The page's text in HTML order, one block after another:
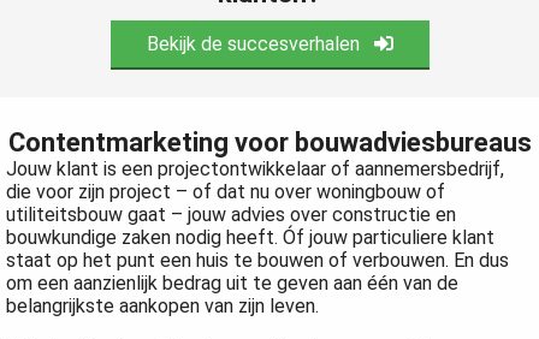
Bekijk de succesverhalen
Contentmarketing voor bouwadviesbureaus
Jouw klant is een projectontwikkelaar of aannemersbedrijf,
die voor zijn project – of dat nu over woningbouw of
utiliteitsbouw gaat – jouw advies over constructie en
bouwkundige zaken nodig heeft. Óf jouw particuliere klant
staat op het punt een huis te bouwen of verbouwen. En dus
om een aanzienlijk bedrag uit te geven aan één van de
belangrijkste aankopen van zijn leven.